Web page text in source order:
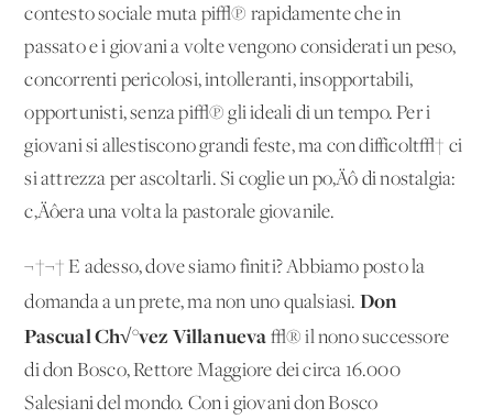
contesto sociale muta pi√π rapidamente che in
passato e i giovani a volte vengono considerati un peso,
concorrenti pericolosi, intolleranti, insopportabili,
opportunisti, senza pi√π gli ideali di un tempo. Per i
giovani si allestiscono grandi feste, ma con difficolt√† ci
si attrezza per ascoltarli. Si coglie un po‚Äô di nostalgia:
c‚Äôera una volta la pastorale giovanile.
¬†¬† E adesso, dove siamo finiti? Abbiamo posto la
domanda a un prete, ma non uno qualsiasi. Don
Pascual Ch√°vez Villanueva √® il nono successore
di don Bosco, Rettore Maggiore dei circa 16.000
Salesiani del mondo. Con i giovani don Bosco